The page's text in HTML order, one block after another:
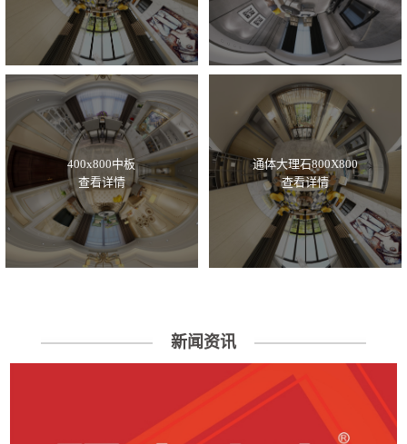
400x800中板
查看详情
通体大理石800X800
查看详情
新闻资讯